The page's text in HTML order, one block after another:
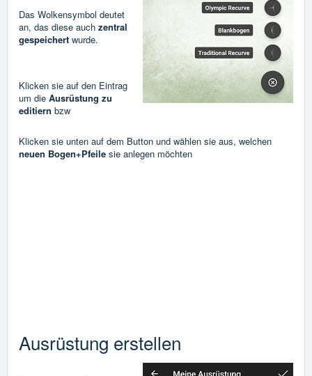
Das Wolkensymbol deutet
an, das diese auch zentral
gespeichert wurde.
Klicken sie auf den Eintrag
um die Ausrüstung zu
editiern bzw
Klicken sie unten auf dem Button und wählen sie aus, welchen
neuen Bogen+Pfeile sie anlegen möchten
Ausrüstung erstellen